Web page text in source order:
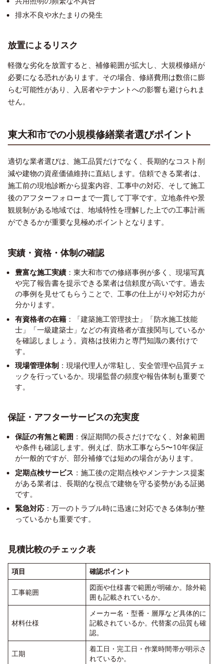
排水不良や水たまりの発生
放置によるリスク
軽微な劣化を放置すると、補修範囲が拡大し、大規模修繕が
必要になる恐れがあります。その場合、修繕費用は数倍に膨
らむ可能性があり、入居者やテナントへの影響も避けられま
せん。
東大和市での小規模修繕業者選びポイント
適切な業者選びは、施工品質だけでなく、長期的なコスト削
減や建物の資産価値維持に直結します。信頼できる業者は、
施工前の現地診断から提案内容、工事中の対応、そして施工
後のアフターフォローまで一貫して丁寧です。立地条件や景
観規制がある地域では、地域特性を理解した上での工事計画
ができるかが重要な見極めポイントとなります。
実績・資格・体制の確認
豊富な施工実績：東大和市での修繕事例が多く、現場写真
や完了報告書を提示できる業者は信頼度が高いです。過去
の事例を見せてもらうことで、工事の仕上がりや対応力が
分かります。
有資格者の在籍 ：「建築施工管理技士」「防水施工技能
士」「一級建築士」などの有資格者が直接関与しているか
を確認しましょう。資格は技術力と専門知識の裏付けで
す。
現場管理体制 ：現場代理人が常駐し、安全管理や品質チェ
ックを行っているか。現場監督の頻度や報告体制も重要で
す。
保証・アフターサービスの充実度
保証の有無と範囲 ：保証期間の長さだけでなく、対象範囲
や条件も確認します。例えば、防水工事なら5〜10年保証
が一般的ですが、部分補修では短めの場合があります。
定期点検サービス ：施工後の定期点検やメンテナンス提案
がある業者は、長期的な視点で建物を守る姿勢がある証拠
です。
緊急対応 ：万一のトラブル時に迅速に対応できる体制が整
っているかも重要です。
見積比較のチェック表
項目 確認ポイント
工事範囲
図面や仕様書で範囲が明確か。除外範
囲も記載されているか。
材料仕様
メーカー名・型番・層厚など具体的に
記載されているか。代替案の品質も確
認。
工期
着工日・完工日・作業時間帯が明示さ
れているか。